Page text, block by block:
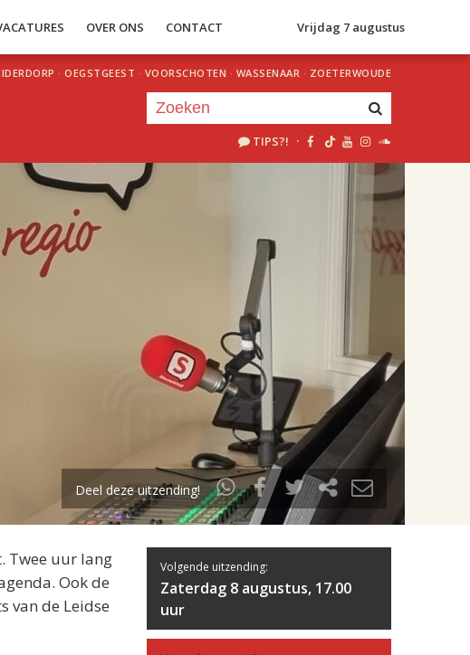
OVER ONS CONTACT Vrijdag 7 augustus
· OEGSTGEEST · VOORSCHOTEN · WASSENAAR · ZOETERWOUDE
TIPS?! ·
uur 1 van 2
Volgend uur
Deel deze uitzending!
Twee uur lang
Ook de
van de Leidse
Volgende uitzending:
Zaterdag 8 augustus, 17.00
uur